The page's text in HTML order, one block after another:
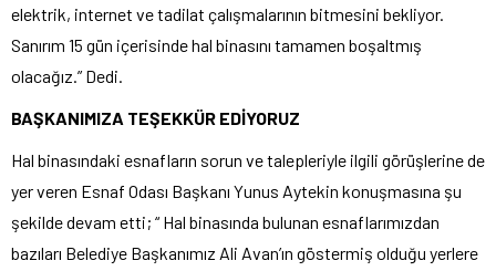
elektrik, internet ve tadilat çalışmalarının bitmesini bekliyor.
Sanırım 15 gün içerisinde hal binasını tamamen boşaltmış
olacağız.” Dedi.
BAŞKANIMIZA TEŞEKKÜR EDİYORUZ
Hal binasındaki esnafların sorun ve talepleriyle ilgili görüşlerine de
yer veren Esnaf Odası Başkanı Yunus Aytekin konuşmasına şu
şekilde devam etti; “ Hal binasında bulunan esnaflarımızdan
bazıları Belediye Başkanımız Ali Avan’ın göstermiş olduğu yerlere